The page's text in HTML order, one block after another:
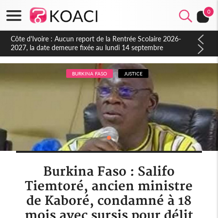
0
Côte d'Ivoire : Indépendance à Blahou, le sous-préfet : « La
fête nous invite à mesurer le chemin parcouru et à renouveler
notre engagement collectif en faveur du développement »
BURKINA FASO JUSTICE
Burkina Faso : Salifo
Tiemtoré, ancien ministre
de Kaboré, condamné à 18